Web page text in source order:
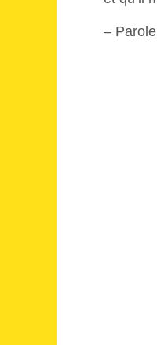
–